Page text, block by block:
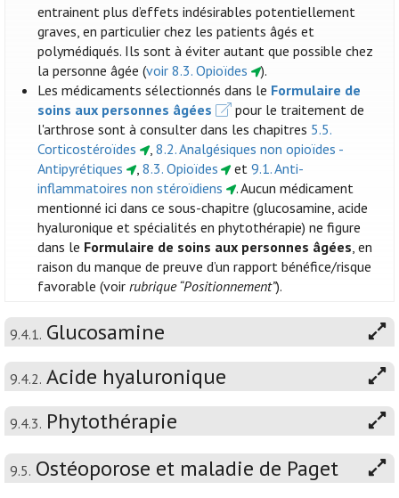
entrainent plus d’effets indésirables potentiellement
graves, en particulier chez les patients âgés et
polymédiqués. Ils sont à éviter autant que possible chez
la personne âgée (voir 8.3. Opioïdes
).
Les médicaments sélectionnés dans le Formulaire de
soins aux personnes âgées
pour le traitement de
l'arthrose sont à consulter dans les chapitres 5.5.
Corticostéroïdes
, 8.2. Analgésiques non opioïdes -
Antipyrétiques
, 8.3. Opioïdes et 9.1. Anti-
inflammatoires non stéroïdiens
. Aucun médicament
mentionné ici dans ce sous-chapitre (glucosamine, acide
hyaluronique et spécialités en phytothérapie) ne figure
dans le Formulaire de soins aux personnes âgées, en
raison du manque de preuve d’un rapport bénéfice/risque
favorable (voirrubrique “Positionnement”).
9.4.1. Glucosamine
9.4.2. Acide hyaluronique
9.4.3. Phytothérapie
9.5. Ostéoporose et maladie de Paget